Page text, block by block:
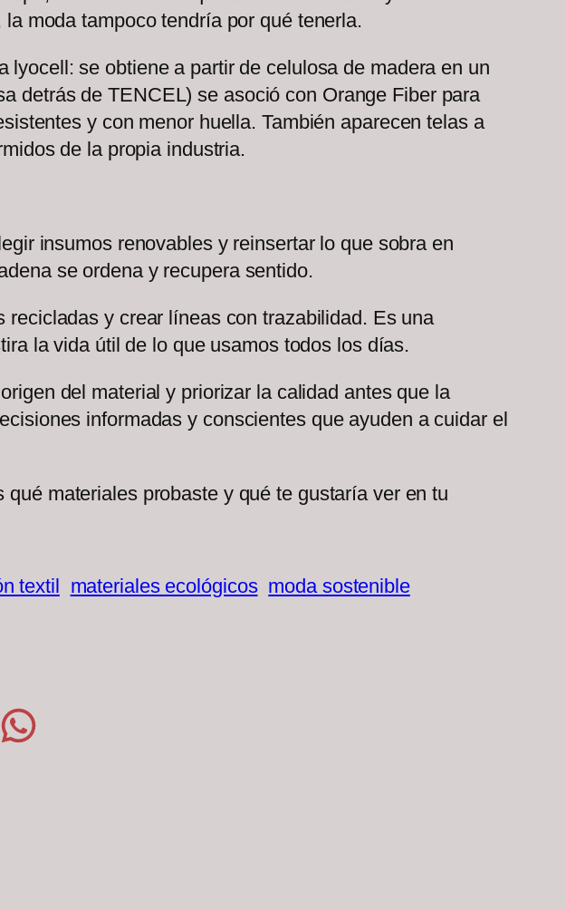
moda tampoco tendría por qué tenerla.
se obtiene a partir de celulosa de madera en un
detrás de TENCEL) se asoció con Orange Fiber para
y con menor huella. También aparecen telas a
de la propia industria.
insumos renovables y reinsertar lo que sobra en
se ordena y recupera sentido.
y crear líneas con trazabilidad. Es una
la vida útil de lo que usamos todos los días.
del material y priorizar la calidad antes que la
informadas y conscientes que ayuden a cuidar el
materiales probaste y qué te gustaría ver en tu
textil materiales ecológicos moda sostenible
en Pinterest
Compartir en WhatsApp